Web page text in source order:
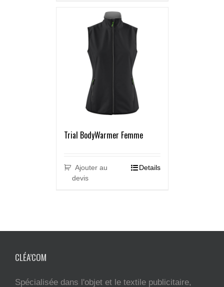
Trial BodyWarmer Femme
Ajouter au
devis
Details
CLÉA’COM
Spécialisée dans l'objet et le textile publicitaire,